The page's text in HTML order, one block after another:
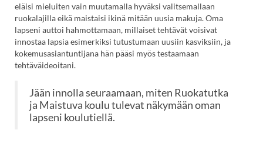
eläisi mieluiten vain muutamalla hyväksi valitsemallaan
ruokalajilla eikä maistaisi ikinä mitään uusia makuja. Oma
lapseni auttoi hahmottamaan, millaiset tehtävät voisivat
innostaa lapsia esimerkiksi tutustumaan uusiin kasviksiin, ja
kokemusasiantuntijana hän pääsi myös testaamaan
tehtäväideoitani.
Jään innolla seuraamaan, miten Ruokatutka
ja Maistuva koulu tulevat näkymään oman
lapseni koulutiellä.